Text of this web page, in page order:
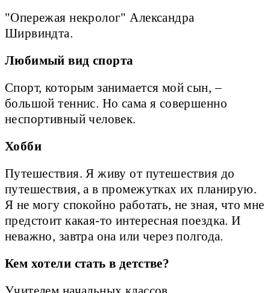
"Опережая некролог" Александра
Ширвиндта.
Любимый вид спорта
Спорт, которым занимается мой сын, –
большой теннис. Но сама я совершенно
неспортивный человек.
Хобби
Путешествия. Я живу от путешествия до
путешествия, а в промежутках их планирую.
Я не могу спокойно работать, не зная, что мне
предстоит какая-то интересная поездка. И
неважно, завтра она или через полгода.
Кем хотели стать в детстве?